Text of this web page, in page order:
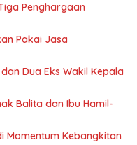
Penghargaan
Pakai Jasa
Dua Eks Wakil Kepala
Balita dan Ibu Hamil-
Momentum Kebangkitan